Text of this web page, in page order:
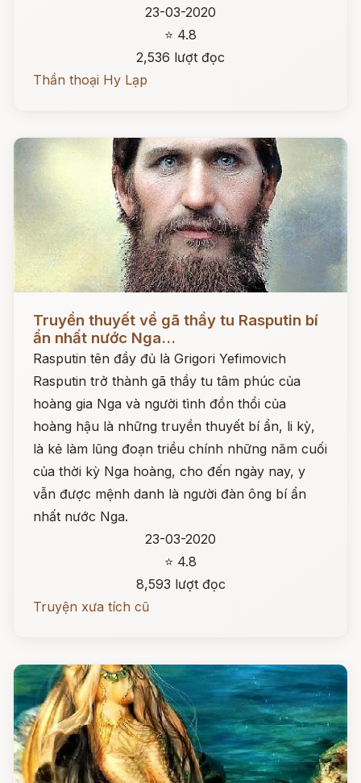
23-03-2020
⭐ 4.8
2,536 lượt đọc
Thần thoại Hy Lạp
Đọc ngay
Truyền thuyết về gã thầy tu Rasputin bí
ẩn nhất nước Nga...
Rasputin tên đầy đủ là Grigori Yefimovich
Rasputin trở thành gã thầy tu tâm phúc của
hoàng gia Nga và người tình đồn thổi của
hoàng hậu là những truyền thuyết bí ẩn, li kỳ,
là kẻ làm lũng đoạn triều chính những năm cuối
của thời kỳ Nga hoàng, cho đến ngày nay, y
vẫn được mệnh danh là người đàn ông bí ẩn
nhất nước Nga.
23-03-2020
⭐ 4.8
8,593 lượt đọc
Truyện xưa tích cũ